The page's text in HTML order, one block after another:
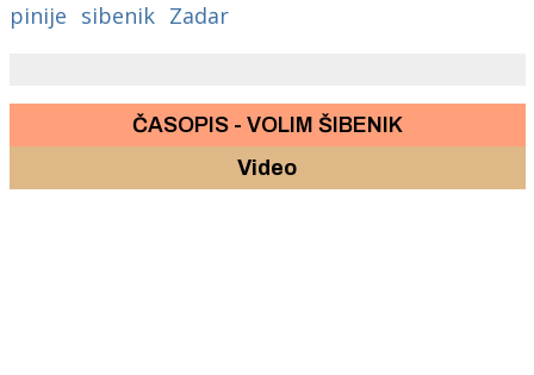
pinije sibenik Zadar
ČASOPIS - VOLIM ŠIBENIK
Video